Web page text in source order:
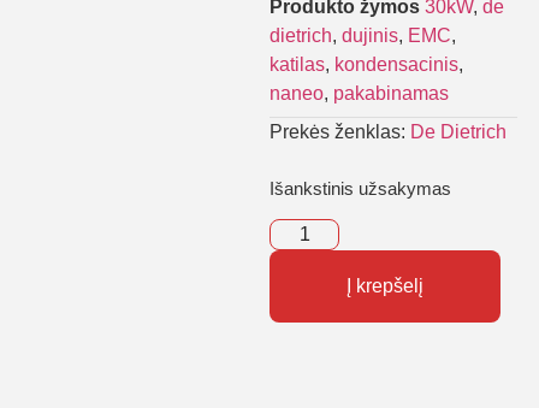
Produkto žymos 30kW, de
dietrich, dujinis, EMC,
katilas, kondensacinis,
naneo, pakabinamas
Prekės ženklas: De Dietrich
Išankstinis užsakymas
Į krepšelį